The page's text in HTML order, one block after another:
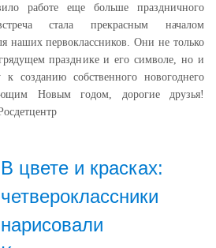
работе еще больше праздничного
стала прекрасным началом
наших первоклассников. Они не только
празднике и его символе, но и
созданию собственного новогоднего
Новым годом, дорогие друзья!
В цвете и красках:
четвероклассники
нарисовали